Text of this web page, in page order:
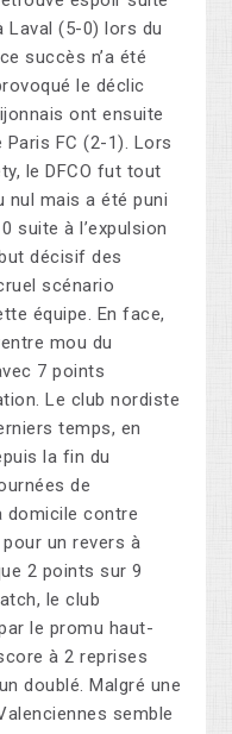
Laval (5-0) lors du
succès n’a été
le déclic
ont ensuite
FC (2-1). Lors
le DFCO fut tout
nul mais a été puni
suite à l’expulsion
décisif des
scénario
équipe. En face,
mou du
7 points
Le club nordiste
temps, en
la fin du
de
domicile contre
un revers à
2 points sur 9
le club
le promu haut-
à 2 reprises
doublé. Malgré une
semble